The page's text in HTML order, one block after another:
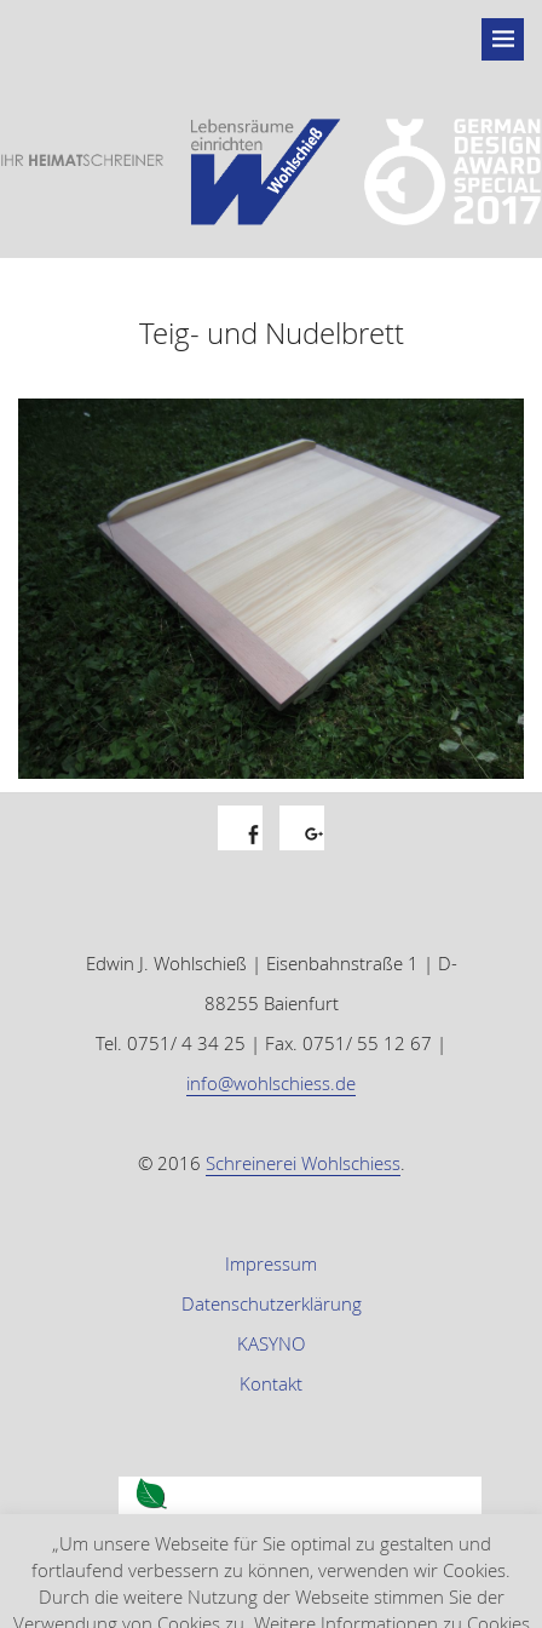
Teig- und Nudelbrett
Edwin J. Wohlschieß | Eisenbahnstraße 1 | D-
88255 Baienfurt
Tel. 0751/ 4 34 25 | Fax. 0751/ 55 12 67 |
info@wohlschiess.de
© 2016 Schreinerei Wohlschiess.
Impressum
Datenschutzerklärung
KASYNO
Kontakt
„Um unsere Webseite für Sie optimal zu gestalten und
fortlaufend verbessern zu können, verwenden wir Cookies.
Durch die weitere Nutzung der Webseite stimmen Sie der
Verwendung von Cookies zu. Weitere Informationen zu Cookies